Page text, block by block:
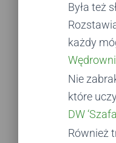
Była też
każdy
Nie
które
DW
Również